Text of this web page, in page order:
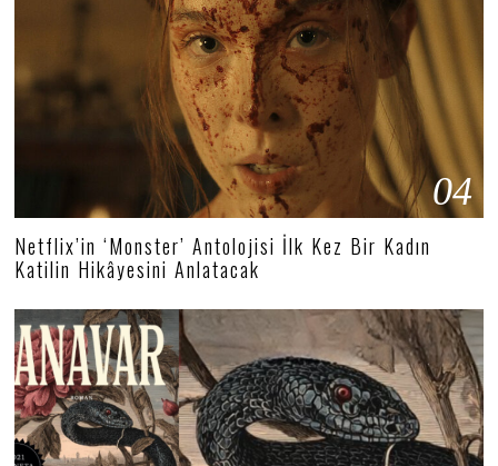
04
Netflix’in ‘Monster’ Antolojisi İlk Kez Bir Kadın
Katilin Hikâyesini Anlatacak